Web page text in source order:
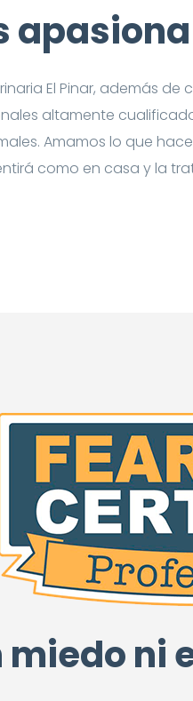
apasiona
El Pinar, además
altamente
Amamos lo que
como en casa y la
miedo ni